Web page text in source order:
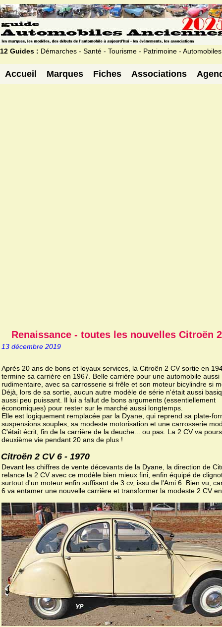
12 Guides : Démarches - Santé - Tourisme - Patrimoine - Automobiles
Accueil Marques Fiches Associations
Renaissance - toutes les nouvelles Citroën
13 décembre 2019
Après 20 ans de bons et loyaux services, la Citroën 2 CV sortie en
termine sa carrière en 1967. Belle carrière pour une automobile aussi
rudimentaire, avec sa carrosserie si frêle et son moteur bicylindre si
Déjà, lors de sa sortie, aucun autre modèle de série n'était aussi
aussi peu puissant. Il lui a fallut de bons arguments (essentiellement
économiques) pour rester sur le marché aussi longtemps.
Elle est logiquement remplacée par la Dyane, qui reprend sa plate-
suspensions souples, sa modeste motorisation et une carrosserie
C'était écrit, fin de la carrière de la deuche... ou pas. La 2 CV va
deuxième vie pendant 20 ans de plus !
Citroën 2 CV 6 - 1970
Devant les chiffres de vente décevants de la Dyane, la direction de
relance la 2 CV avec ce modèle bien mieux fini, enfin équipé de
surtout d'un moteur enfin suffisant de 3 cv, issu de l'Ami 6. Bien vu,
6 va entamer une nouvelle carrière et transformer la modeste 2 CV